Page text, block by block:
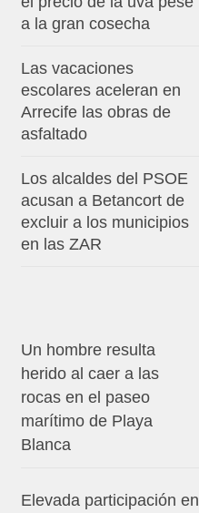
a la gran cosecha
Las vacaciones
escolares aceleran en
Arrecife las obras de
asfaltado
Los alcaldes del PSOE
acusan a Betancort de
excluir a los municipios
en las ZAR
Un hombre resulta
herido al caer a las
rocas en el paseo
marítimo de Playa
Blanca
Elevada participación en